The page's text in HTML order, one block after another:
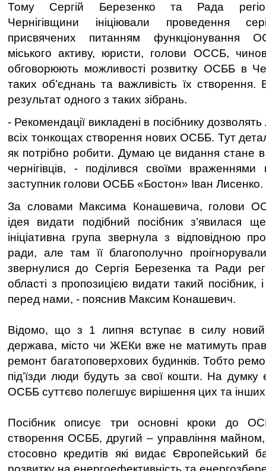
Тому Сергій Березенко та Рада
Чернігівщини ініціювали проведення
присвячених питанням функціонування
міського активу, юристи, голови ОССБ,
обговорюють можливості розвитку ОСББ в
таких об’єднань та важливість їх створення.
результат одного з таких зібрань.
- Рекомендації викладені в посібнику
всіх тонкощах створення нових ОСББ. Тут
як потрібно робити. Думаю це видання стане в
чернігівців, - поділився своїми
заступник голови ОСББ «Бостон» Іван Лисенко.
За словами Максима Конашевича, голови
ідея видати подібний посібник з’явилася
ініціативна група звернула з відповідною
ради, але там її благополучно
звернулися до Сергія Березенка та Ради
області з пропозицією видати такий посібник,
перед нами, - пояснив Максим Конашевич.
Відомо, що з 1 липня вступає в силу новий
держава, місто чи ЖЕКи вже не матимуть
ремонт багатоповерхових будинків. Тобто
під’їзди люди будуть за свої кошти. На думку
ОСББ суттєво полегшує вирішення цих та
Посібник описує три основні кроки до
створення ОСББ, другий – управління майном,
стосовно кредитів які видає Європейський